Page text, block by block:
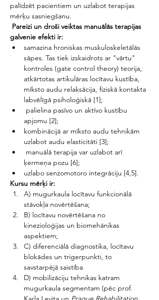
palīdzēt pacientiem un uzlabot terapijas
mērķu sasniegšanu.
Pareizi un droši veiktas manuālās terapijas
galvenie efekti ir:
samazina hroniskas muskuloskeletālās
sāpes. Tas tiek izskaidrots ar "vārtu"
kontroles (gate control theory) teorija,
atkārtotas artikulāras locītavu kustība,
mīksto audu relaksācija, fiziskā kontakta
labvēlīgā psiholoģiskā [1];
palielina pasīvo un aktīvo kustību
apjomu [2];
kombinācijā ar mīksto audu tehnikām
uzlabot audu elasticitāti [3];
manuālā terapija var uzlabot arī
ķermeņa pozu [6];
uzlabo senzomotoro integrāciju [4,5].
Kursu mērķi ir:
A) mugurkaula locītavu funkcionālā
stāvokļa novērtēšana;
B) locītavu novērtēšana no
kinezioloģijas un biomehānikas
aspektiem;
C) diferenciālā diagnostika, locītavu
blokādes un trigerpunkti, to
savstarpējā saistība
D) mobilizāciju tehnikas katram
mugurkaula segmentam (pēc prof.